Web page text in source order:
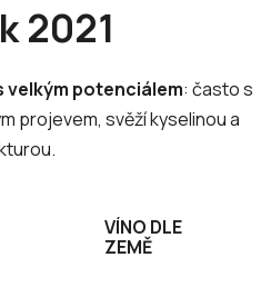
2021
velkým potenciálem: často s
projevem, svěží kyselinou a
VÍNO DLE
ZEMĚ